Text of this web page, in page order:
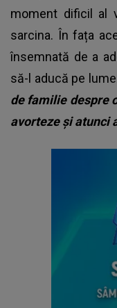
moment dificil al
sarcina. În fața
însemnată de a
să-l aducă pe
de familie despre
avorteze şi atunci